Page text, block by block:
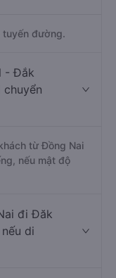
tuyến đường.
- Đắk
từ Đồng Nai
nếu mật độ
đi Đăk
di